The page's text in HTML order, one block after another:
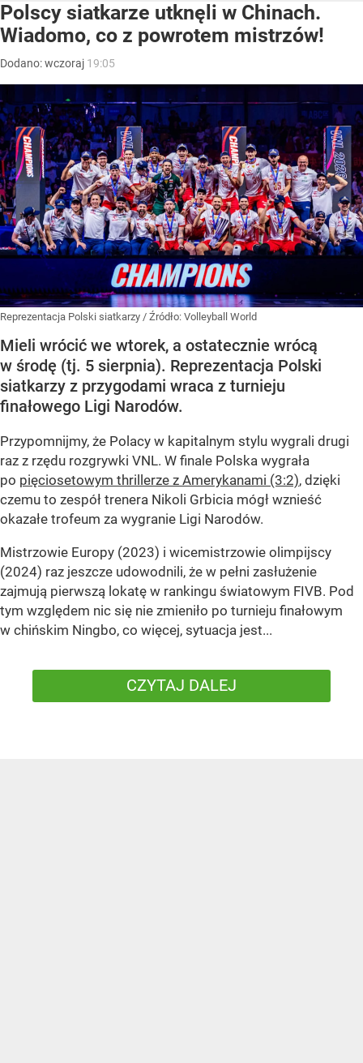
Polscy siatkarze utknęli w Chinach.
Wiadomo, co z powrotem mistrzów!
Dodano:wczoraj 19:05
Reprezentacja Polski siatkarzy / Źródło: Volleyball World
Mieli wrócić we wtorek, a ostatecznie wrócą
w środę (tj. 5 sierpnia). Reprezentacja Polski
siatkarzy z przygodami wraca z turnieju
finałowego Ligi Narodów.
Przypomnijmy, że Polacy w kapitalnym stylu wygrali drugi
raz z rzędu rozgrywki VNL. W finale Polska wygrała
po pięciosetowym thrillerze z Amerykanami (3:2), dzięki
czemu to zespół trenera Nikoli Grbicia mógł wznieść
okazałe trofeum za wygranie Ligi Narodów.
Mistrzowie Europy (2023) i wicemistrzowie olimpijscy
(2024) raz jeszcze udowodnili, że w pełni zasłużenie
zajmują pierwszą lokatę w rankingu światowym FIVB. Pod
tym względem nic się nie zmieniło po turnieju finałowym
w chińskim Ningbo, co więcej, sytuacja jest...
CZYTAJ DALEJ